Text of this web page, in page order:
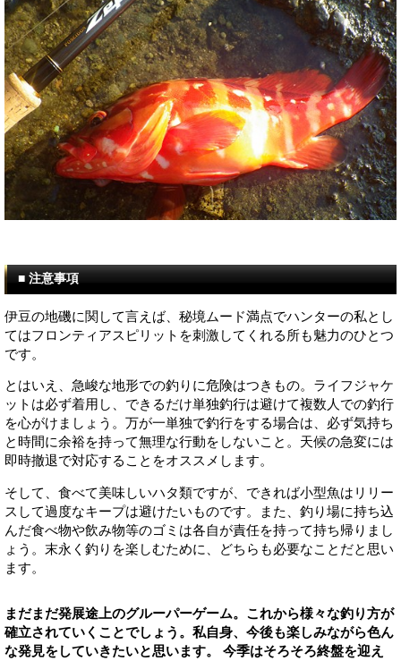
■ 注意事項
伊豆の地磯に関して言えば、秘境ムード満点でハンターの私とし
てはフロンティアスピリットを刺激してくれる所も魅力のひとつ
です。
とはいえ、急峻な地形での釣りに危険はつきもの。ライフジャケ
ットは必ず着用し、できるだけ単独釣行は避けて複数人での釣行
を心がけましょう。万が一単独で釣行をする場合は、必ず気持ち
と時間に余裕を持って無理な行動をしないこと。天候の急変には
即時撤退で対応することをオススメします。
そして、食べて美味しいハタ類ですが、できれば小型魚はリリー
スして過度なキープは避けたいものです。また、釣り場に持ち込
んだ食べ物や飲み物等のゴミは各自が責任を持って持ち帰りまし
ょう。末永く釣りを楽しむために、どちらも必要なことだと思い
ます。
まだまだ発展途上のグルーパーゲーム。これから様々な釣り方が
確立されていくことでしょう。私自身、今後も楽しみながら色ん
な発見をしていきたいと思います。 今季はそろそろ終盤を迎え